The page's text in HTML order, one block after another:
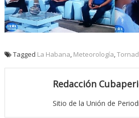
Tagged La Habana, Meteorología,
Redacción
Sitio de la Unión de